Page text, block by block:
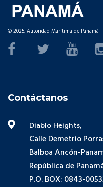
© 2025. Autoridad Marítima de Panamá
Contáctanos
Diablo Heights,
Calle Demetrio
Balboa Ancón-
República de Panamá
P.O. BOX: 0843-